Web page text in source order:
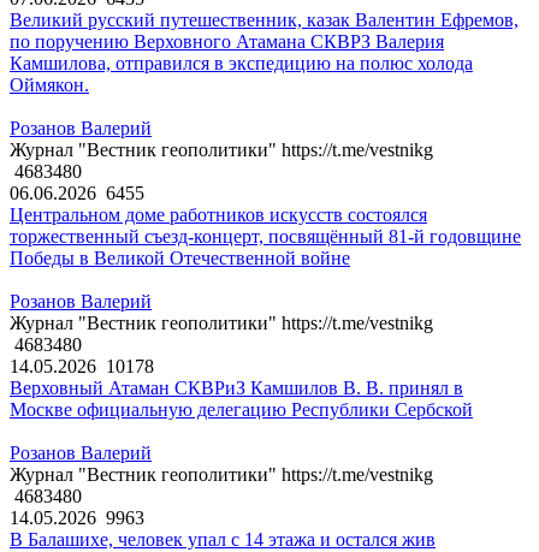
Великий русский путешественник, казак Валентин Ефремов,
по поручению Верховного Атамана СКВРЗ Валерия
Камшилова, отправился в экспедицию на полюс холода
Оймякон.
Розанов Валерий
Журнал "Вестник геополитики" https://t.me/vestnikg
4683480
06.06.2026 6455
Центральном доме работников искусств состоялся
торжественный съезд-концерт, посвящённый 81-й годовщине
Победы в Великой Отечественной войне
Розанов Валерий
Журнал "Вестник геополитики" https://t.me/vestnikg
4683480
14.05.2026 10178
Верховный Атаман СКВРиЗ Камшилов В. В. принял в
Москве официальную делегацию Республики Сербской
Розанов Валерий
Журнал "Вестник геополитики" https://t.me/vestnikg
4683480
14.05.2026 9963
В Балашихе, человек упал с 14 этажа и остался жив